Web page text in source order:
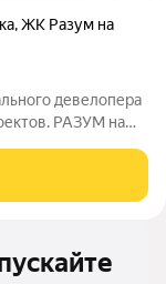
,ЖК Разум на
РАЗУМ на
Чкаловском